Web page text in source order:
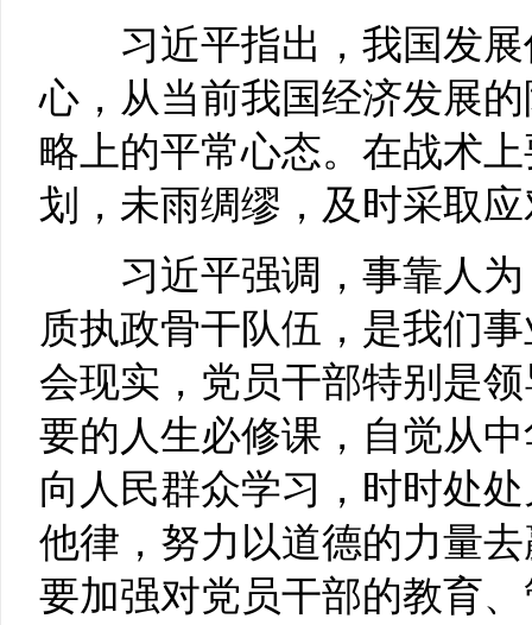
习近平指出，我国发展
心，从当前我国经济发展
略上的平常心态。在战术
划，未雨绸缪，及时采取
习近平强调，事靠人为
质执政骨干队伍，是我们
会现实，党员干部特别是
要的人生必修课，自觉从
向人民群众学习，时时处
他律，努力以道德的力量
要加强对党员干部的教育